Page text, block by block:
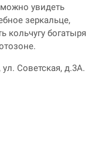
увидеть
зеркальце,
кольчугу богатыря
Советская, д.3А.